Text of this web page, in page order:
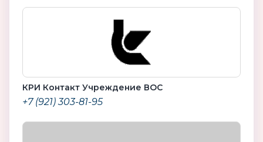
КРИ Контакт Учреждение ВОС
+7 (921) 303-81-95